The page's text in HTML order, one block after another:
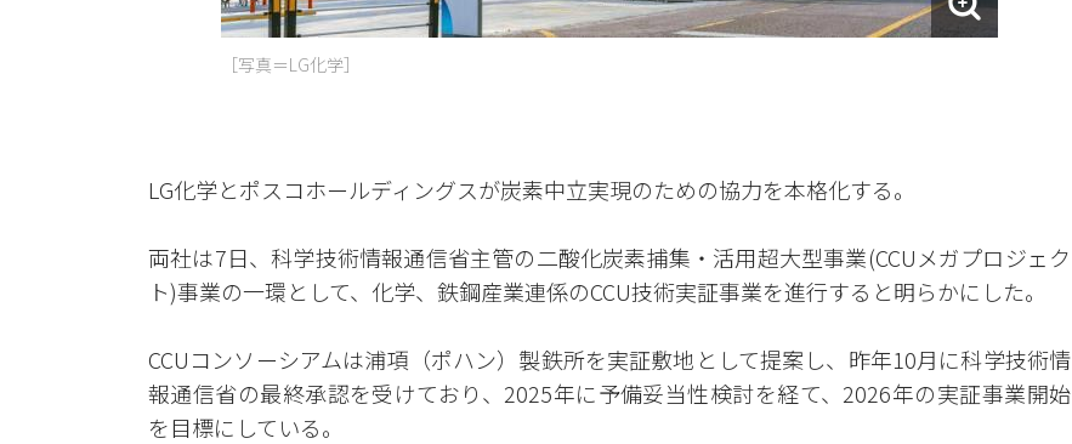
［写真＝LG化学］
LG化学とポスコホールディングスが炭素中立実現のための協力を本格化する。
両社は7日、科学技術情報通信省主管の二酸化炭素捕集・活用超大型事業(CCUメガプロジェク
ト)事業の一環として、化学、鉄鋼産業連係のCCU技術実証事業を進行すると明らかにした。
CCUコンソーシアムは浦項（ポハン）製鉄所を実証敷地として提案し、昨年10月に科学技術情
報通信省の最終承認を受けており、2025年に予備妥当性検討を経て、2026年の実証事業開始
を目標にしている。